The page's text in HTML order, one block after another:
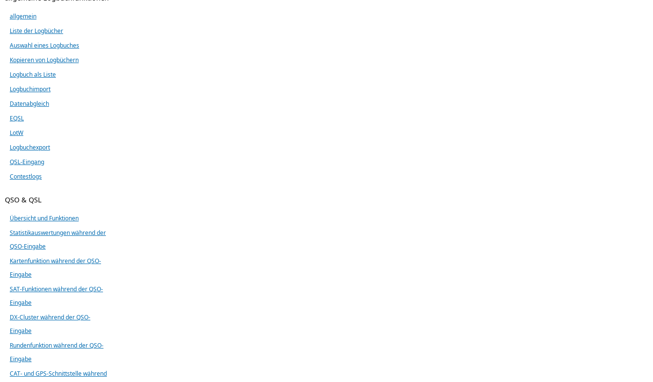
allgemein
Liste der Logbücher
Auswahl eines Logbuches
Kopieren von Logbüchern
Logbuch als Liste
Logbuchimport
Datenabgleich
EQSL
LotW
Logbuchexport
QSL-Eingang
Contestlogs
QSO & QSL
Übersicht und Funktionen
Statistikauswertungen während der
QSO-Eingabe
Kartenfunktion während der QSO-
Eingabe
SAT-Funktionen während der QSO-
Eingabe
DX-Cluster während der QSO-
Eingabe
Rundenfunktion während der QSO-
Eingabe
CAT- und GPS-Schnittstelle während